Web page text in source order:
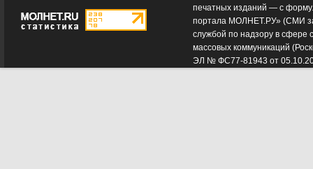
печатных изданий — с
портала МОЛНЕТ.РУ» (СМИ
службой по надзору в сфере
массовых коммуникаций
ЭЛ № ФС77-81943 от